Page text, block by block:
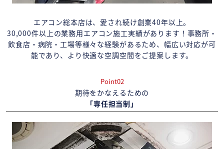
エアコン総本店は、愛され続け創業40年以上。
30,000件以上の業務用エアコン施工実績があります！事務所・
飲食店・病院・工場等様々な経験があるため、幅広い対応が可
能であり、より快適な空調空間をご提案します。
Point02
期待をかなえるための
「専任担当制」